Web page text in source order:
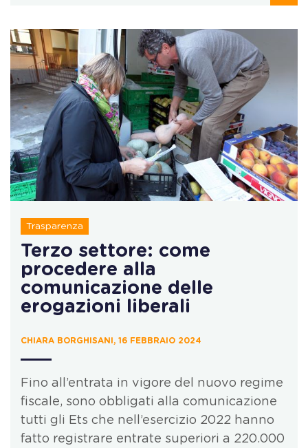
Trasparenza
Terzo settore: come
procedere alla
comunicazione delle
erogazioni liberali
CHIARA BORGHISANI, 16 FEBBRAIO 2024
Fino all’entrata in vigore del nuovo regime
fiscale, sono obbligati alla comunicazione
tutti gli Ets che nell’esercizio 2022 hanno
fatto registrare entrate superiori a 220.000